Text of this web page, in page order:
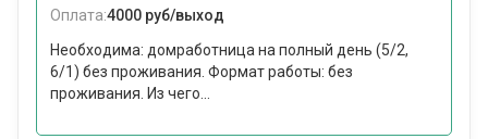
Оплата:4000 руб/выход
Необходима: домработница на полный день (5/2,
6/1) без проживания. Формат работы: без
проживания. Из чего...